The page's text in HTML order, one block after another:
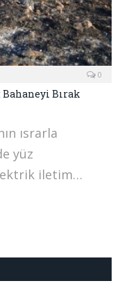
0
Bahaneyi Bırak
ısrarla
yüz
iletim…